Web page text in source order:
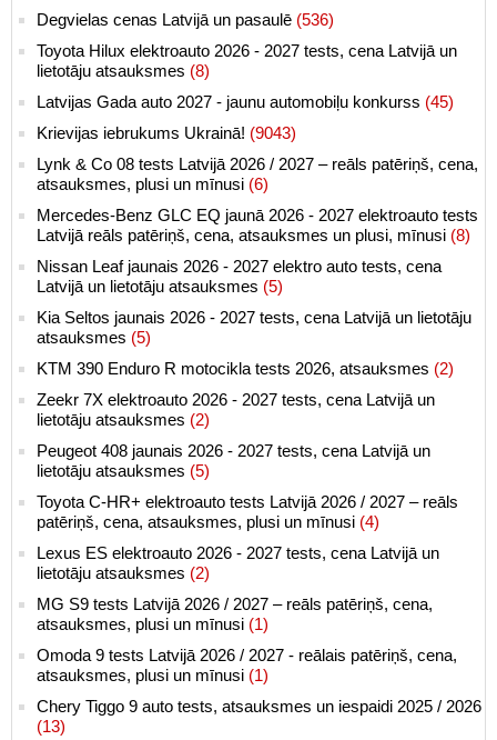
Degvielas cenas Latvijā un pasaulē (536)
Toyota Hilux elektroauto 2026 - 2027 tests, cena Latvijā un
lietotāju atsauksmes (8)
Latvijas Gada auto 2027 - jaunu automobiļu konkurss (45)
Krievijas iebrukums Ukrainā! (9043)
Lynk & Co 08 tests Latvijā 2026 / 2027 – reāls patēriņš, cena,
atsauksmes, plusi un mīnusi (6)
Mercedes-Benz GLC EQ jaunā 2026 - 2027 elektroauto tests
Latvijā reāls patēriņš, cena, atsauksmes un plusi, mīnusi (8)
Nissan Leaf jaunais 2026 - 2027 elektro auto tests, cena
Latvijā un lietotāju atsauksmes (5)
Kia Seltos jaunais 2026 - 2027 tests, cena Latvijā un lietotāju
atsauksmes (5)
KTM 390 Enduro R motocikla tests 2026, atsauksmes (2)
Zeekr 7X elektroauto 2026 - 2027 tests, cena Latvijā un
lietotāju atsauksmes (2)
Peugeot 408 jaunais 2026 - 2027 tests, cena Latvijā un
lietotāju atsauksmes (5)
Toyota C-HR+ elektroauto tests Latvijā 2026 / 2027 – reāls
patēriņš, cena, atsauksmes, plusi un mīnusi (4)
Lexus ES elektroauto 2026 - 2027 tests, cena Latvijā un
lietotāju atsauksmes (2)
MG S9 tests Latvijā 2026 / 2027 – reāls patēriņš, cena,
atsauksmes, plusi un mīnusi (1)
Omoda 9 tests Latvijā 2026 / 2027 - reālais patēriņš, cena,
atsauksmes, plusi un mīnusi (1)
Chery Tiggo 9 auto tests, atsauksmes un iespaidi 2025 / 2026
(13)